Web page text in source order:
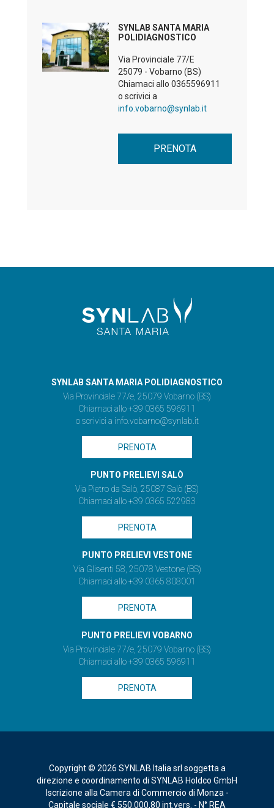
SYNLAB SANTA MARIA
POLIDIAGNOSTICO
Via Provinciale 77/E
25079 - Vobarno (BS)
Chiamaci allo 0365596911
o scrivici a
info.vobarno@synlab.it
PRENOTA
SYNLAB SANTA MARIA POLIDIAGNOSTICO
Via Provinciale 77/e, 25079 Vobarno (BS)
Chiamaci allo +39 0365 596911
o scrivici a info.vobarno@synlab.it
PRENOTA
PUNTO PRELIEVI SALÒ
Via Pietro da Salò, 25087 Salò (BS)
Chiamaci allo +39 0365 522983
PRENOTA
PUNTO PRELIEVI VESTONE
Via Glisenti 58, 25078 Vestone (BS)
Chiamaci allo +39 0365 808001
PRENOTA
PUNTO PRELIEVI VOBARNO
Via Provinciale 77/e, 25079 Vobarno (BS)
Chiamaci allo +39 0365 596911
PRENOTA
Copyright © 2026 SYNLAB Italia srl soggetta a
direzione e coordinamento di SYNLAB Holdco GmbH
Iscrizione alla Camera di Commercio di Monza -
Capitale sociale € 550.000,80 int.vers. - N° REA